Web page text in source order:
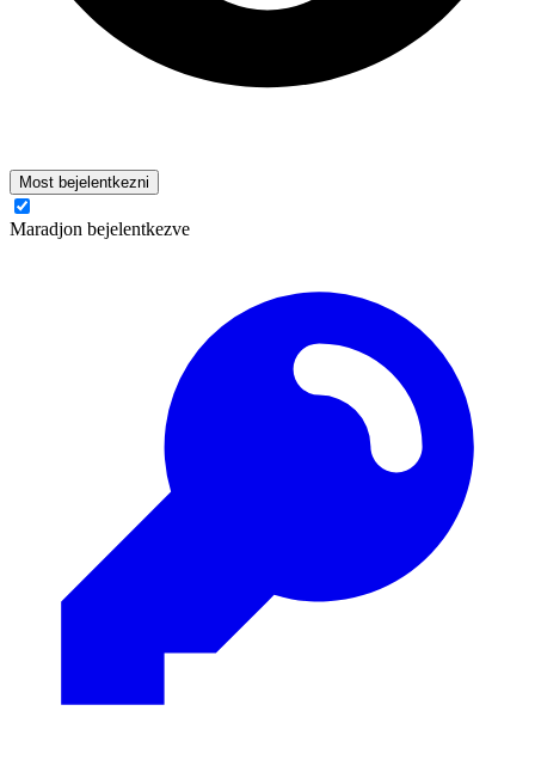
Most bejelentkezni
Maradjon bejelentkezve